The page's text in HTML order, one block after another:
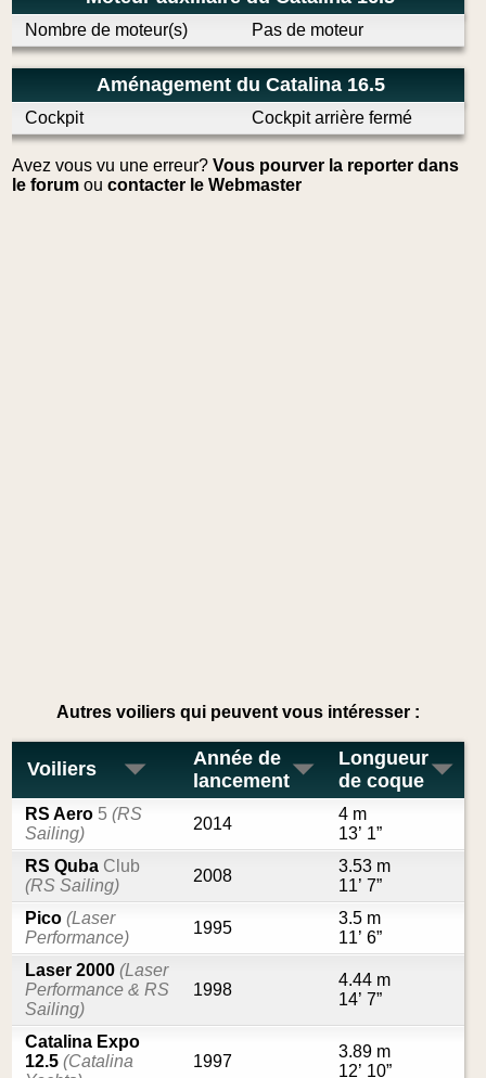
Nombre de moteur(s) Pas de moteur
Aménagement du Catalina 16.5
Cockpit Cockpit arrière fermé
Avez vous vu une erreur?Vous pourver la reporter dans
le forum oucontacter le Webmaster
Autres voiliers qui peuvent vous intéresser :
Voiliers
Année de
lancement
Longueur
de coque
RS Aero 5 (RS
Sailing)
2014
4 m
13’ 1”
RS Quba Club
(RS Sailing)
2008
3.53 m
11’ 7”
Pico(Laser
Performance)
1995
3.5 m
11’ 6”
Laser 2000(Laser
Performance & RS
Sailing)
1998
4.44 m
14’ 7”
Catalina Expo
12.5(Catalina
1997
3.89 m
12’ 10”